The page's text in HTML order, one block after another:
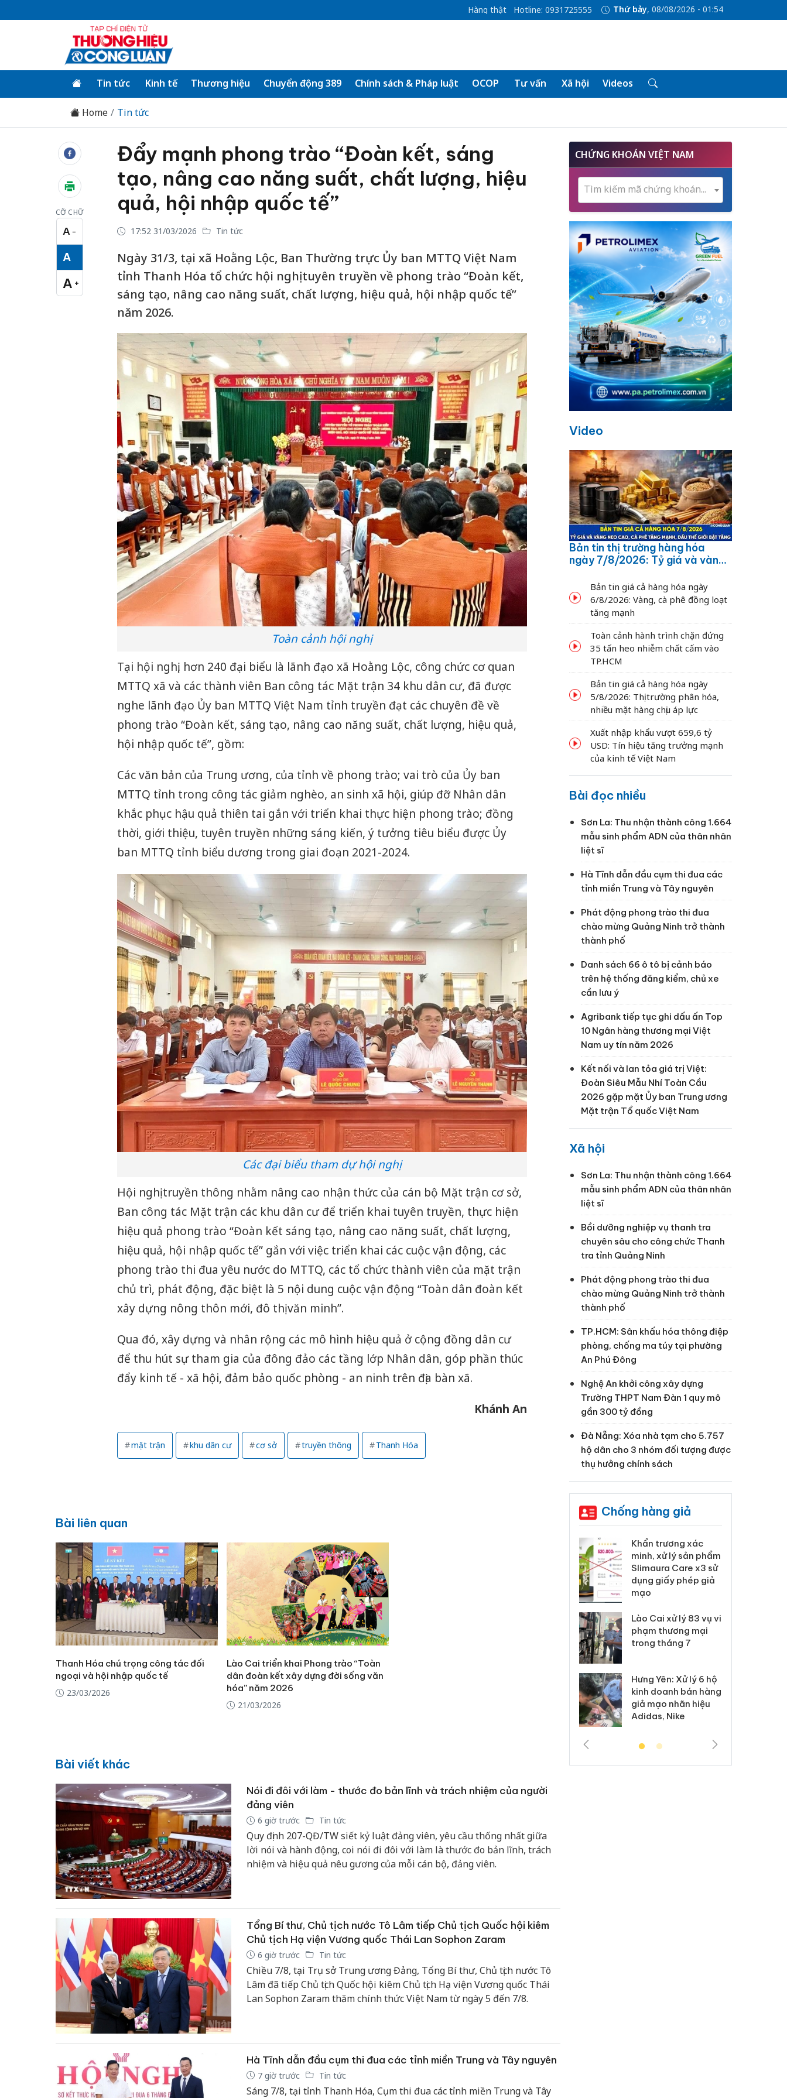
Hàng thật Hotline: 0931725555 Thứ bảy, 08/08/2026 - 01:54
Tin tức Kinh tế Thương hiệu Chuyển động 389 Chính sách & Pháp luật OCOP Tư vấn Xã hội Videos
Home Tin tức
CỠ CHỮ
A −
Cỡ chữ nhỏ
A
Cỡ chữ vừa
A +
Cỡ chữ lớn
Đẩy mạnh phong trào “Đoàn kết, sáng
tạo, nâng cao năng suất, chất lượng, hiệu
quả, hội nhập quốc tế”
17:52 31/03/2026 Tin tức
Ngày 31/3, tại xã Hoằng Lộc, Ban Thường trực Ủy ban MTTQ Việt Nam
tỉnh Thanh Hóa tổ chức hội nghị tuyên truyền về phong trào “Đoàn kết,
sáng tạo, nâng cao năng suất, chất lượng, hiệu quả, hội nhập quốc tế”
năm 2026.
Toàn cảnh hội nghị
Tại hội nghị, hơn 240 đại biểu là lãnh đạo xã Hoằng Lộc, công chức cơ quan
MTTQ xã và các thành viên Ban công tác Mặt trận 34 khu dân cư, đã được
nghe lãnh đạo Ủy ban MTTQ Việt Nam tỉnh truyền đạt các chuyên đề về
phong trào “Đoàn kết, sáng tạo, nâng cao năng suất, chất lượng, hiệu quả,
hội nhập quốc tế”, gồm:
Các văn bản của Trung ương, của tỉnh về phong trào; vai trò của Ủy ban
MTTQ tỉnh trong công tác giảm nghèo, an sinh xã hội, giúp đỡ Nhân dân
khắc phục hậu quả thiên tai gắn với triển khai thực hiện phong trào; đồng
thời, giới thiệu, tuyên truyền những sáng kiến, ý tưởng tiêu biểu được Ủy
ban MTTQ tỉnh biểu dương trong giai đoạn 2021-2024.
Các đại biểu tham dự hội nghị
Hội nghị truyền thông nhằm nâng cao nhận thức của cán bộ Mặt trận cơ sở,
Ban công tác Mặt trận các khu dân cư để triển khai tuyên truyền, thực hiện
hiệu quả phong trào “Đoàn kết sáng tạo, nâng cao năng suất, chất lượng,
hiệu quả, hội nhập quốc tế” gắn với việc triển khai các cuộc vận động, các
phong trào thi đua yêu nước do MTTQ, các tổ chức thành viên của mặt trận
chủ trì, phát động, đặc biệt là 5 nội dung cuộc vận động “Toàn dân đoàn kết
xây dựng nông thôn mới, đô thị văn minh”.
Qua đó, xây dựng và nhân rộng các mô hình hiệu quả ở cộng đồng dân cư
để thu hút sự tham gia của đông đảo các tầng lớp Nhân dân, góp phần thúc
đẩy kinh tế - xã hội, đảm bảo quốc phòng - an ninh trên địa bàn xã.
Khánh An
mặt trận khu dân cư cơ sở truyền thông Thanh Hóa
Bài liên quan
Thanh Hóa chú trọng công tác đối
ngoại và hội nhập quốc tế
23/03/2026
Lào Cai triển khai Phong trào “Toàn
dân đoàn kết xây dựng đời sống văn
hóa” năm 2026
21/03/2026
Bài viết khác
Nói đi đôi với làm - thước đo bản lĩnh và trách nhiệm của người
đảng viên
6 giờ trước Tin tức
Quy định 207-QĐ/TW siết kỷ luật đảng viên, yêu cầu thống nhất giữa
lời nói và hành động, coi nói đi đôi với làm là thước đo bản lĩnh, trách
nhiệm và hiệu quả nêu gương của mỗi cán bộ, đảng viên.
Tổng Bí thư, Chủ tịch nước Tô Lâm tiếp Chủ tịch Quốc hội kiêm
Chủ tịch Hạ viện Vương quốc Thái Lan Sophon Zaram
6 giờ trước Tin tức
Chiều 7/8, tại Trụ sở Trung ương Đảng, Tổng Bí thư, Chủ tịch nước Tô
Lâm đã tiếp Chủ tịch Quốc hội kiêm Chủ tịch Hạ viện Vương quốc Thái
Lan Sophon Zaram thăm chính thức Việt Nam từ ngày 5 đến 7/8.
Hà Tĩnh dẫn đầu cụm thi đua các tỉnh miền Trung và Tây nguyên
7 giờ trước Tin tức
Sáng 7/8, tại tỉnh Thanh Hóa, Cụm thi đua các tỉnh miền Trung và Tây
CHỨNG KHOÁN VIỆT NAM
Tìm kiếm mã chứng khoán...
Video
Bản tin thị trường hàng hóa
ngày 7/8/2026: Tỷ giá và vàng
dầu thế giới bật tăng
Bản tin giá cả hàng hóa ngày
6/8/2026: Vàng, cà phê đồng loạt
tăng mạnh
Toàn cảnh hành trình chặn đứng
35 tấn heo nhiễm chất cấm vào
TP.HCM
Bản tin giá cả hàng hóa ngày
5/8/2026: Thị trường phân hóa,
nhiều mặt hàng chịu áp lực
Xuất nhập khẩu vượt 659,6 tỷ
USD: Tín hiệu tăng trưởng mạnh
của kinh tế Việt Nam
Bài đọc nhiều
Sơn La: Thu nhận thành công 1.664
mẫu sinh phẩm ADN của thân nhân
liệt sĩ
Hà Tĩnh dẫn đầu cụm thi đua các
tỉnh miền Trung và Tây nguyên
Phát động phong trào thi đua
chào mừng Quảng Ninh trở thành
thành phố
Danh sách 66 ô tô bị cảnh báo
trên hệ thống đăng kiểm, chủ xe
cần lưu ý
Agribank tiếp tục ghi dấu ấn Top
10 Ngân hàng thương mại Việt
Nam uy tín năm 2026
Kết nối và lan tỏa giá trị Việt:
Đoàn Siêu Mẫu Nhí Toàn Cầu
2026 gặp mặt Ủy ban Trung ương
Mặt trận Tổ quốc Việt Nam
Xã hội
Sơn La: Thu nhận thành công 1.664
mẫu sinh phẩm ADN của thân nhân
liệt sĩ
Bồi dưỡng nghiệp vụ thanh tra
chuyên sâu cho công chức Thanh
tra tỉnh Quảng Ninh
Phát động phong trào thi đua
chào mừng Quảng Ninh trở thành
thành phố
TP.HCM: Sân khấu hóa thông điệp
phòng, chống ma túy tại phường
An Phú Đông
Nghệ An khởi công xây dựng
Trường THPT Nam Đàn 1 quy mô
gần 300 tỷ đồng
Đà Nẵng: Xóa nhà tạm cho 5.757
hộ dân cho 3 nhóm đối tượng được
thụ hưởng chính sách
Chống hàng giả
Khẩn trương xác
minh, xử lý sản phẩm
Slimaura Care x3 sử
dụng giấy phép giả
mạo
Lào Cai xử lý 83 vụ vi
phạm thương mại
trong tháng 7
Hưng Yên: Xử lý 6 hộ
kinh doanh bán hàng
giả mạo nhãn hiệu
Adidas, Nike